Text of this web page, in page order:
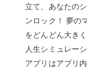
立て、あなたの
ンロック！ 夢の
をどんどん大き
人生シミュレー
アプリはアプリ